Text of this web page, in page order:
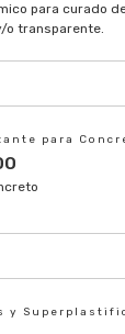
para curado
o transparente.
para